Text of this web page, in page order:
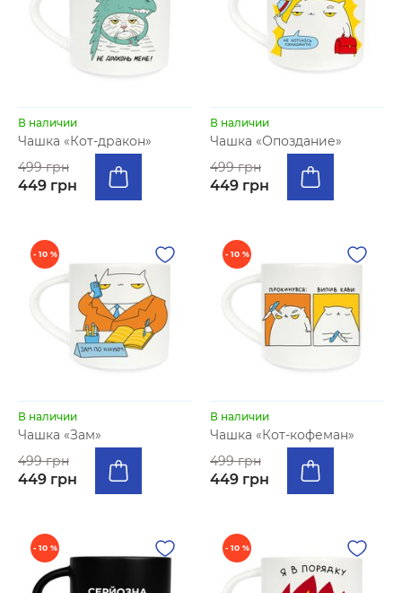
В наличии
Чашка «Кот-дракон»
499 грн
449 грн
В наличии
Чашка «Опоздание»
499 грн
449 грн
- 10 %
В наличии
Чашка «Зам»
499 грн
449 грн
- 10 %
В наличии
Чашка «Кот-кофеман»
499 грн
449 грн
- 10 % - 10 %